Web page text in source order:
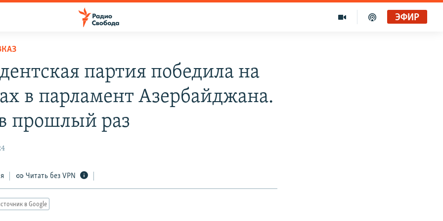
ЭФИР
партия победила на
в парламент Азербайджана.
прошлый раз
Читать без VPN
в Google